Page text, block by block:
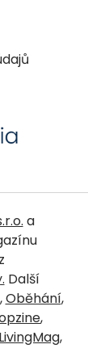
a
Další
,Oběhání,
,
LivingMag,